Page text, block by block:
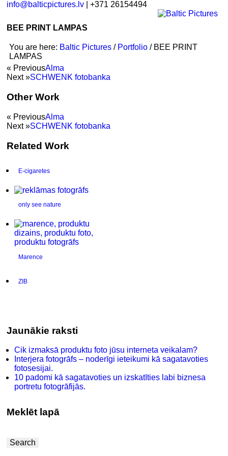
info@balticpictures.lv | +371 26154494
BEE PRINT LAMPAS
You are here: Baltic Pictures / Portfolio / BEE PRINT
LAMPAS
« PreviousAlma
Next »SCHWENK fotobanka
Other Work
« PreviousAlma
Next »SCHWENK fotobanka
Related Work
E-cigaretes
only see nature
Marence
ZIB
Jaunākie raksti
Cik izmaksā produktu foto jūsu interneta veikalam?
Interjera fotogrāfs – noderīgi ieteikumi kā sagatavoties
fotosesijai.
10 padomi kā sagatavoties un izskatīties labi biznesa
portretu fotogrāfijās.
Meklēt lapā
Search